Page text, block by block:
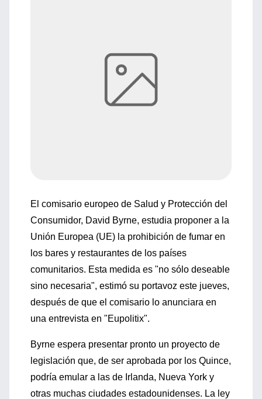
El comisario europeo de Salud y Protección del
Consumidor, David Byrne, estudia proponer a la
Unión Europea (UE) la prohibición de fumar en
los bares y restaurantes de los países
comunitarios. Esta medida es "no sólo deseable
sino necesaria", estimó su portavoz este jueves,
después de que el comisario lo anunciara en
una entrevista en "Eupolitix".
Byrne espera presentar pronto un proyecto de
legislación que, de ser aprobada por los Quince,
podría emular a las de Irlanda, Nueva York y
otras muchas ciudades estadounidenses. La ley